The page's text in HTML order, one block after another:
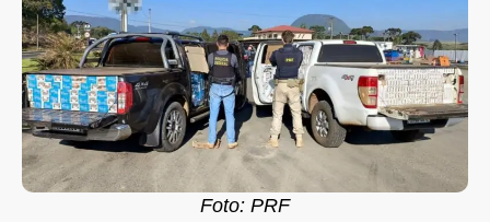
Foto: PRF